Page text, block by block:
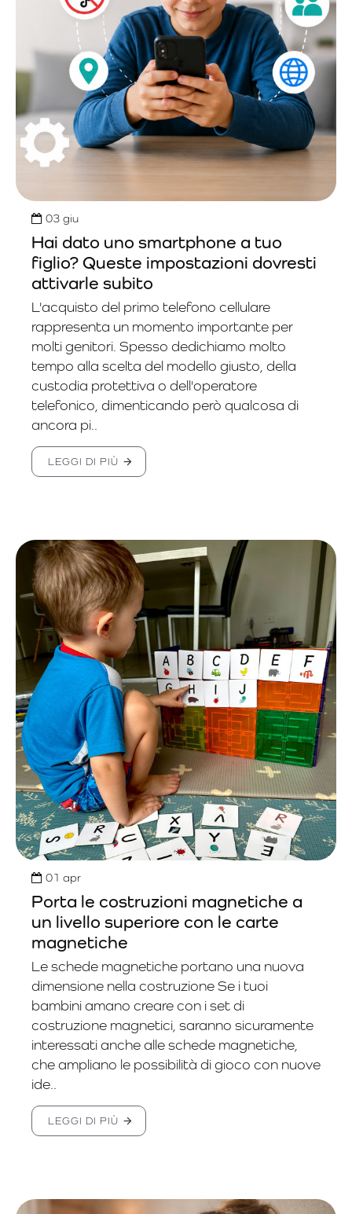
03 giu
Hai dato uno smartphone a tuo
figlio? Queste impostazioni dovresti
attivarle subito
L'acquisto del primo telefono cellulare
rappresenta un momento importante per
molti genitori. Spesso dedichiamo molto
tempo alla scelta del modello giusto, della
custodia protettiva o dell'operatore
telefonico, dimenticando però qualcosa di
ancora pi..
LEGGI DI PIÙ
01 apr
Porta le costruzioni magnetiche a
un livello superiore con le carte
magnetiche
Le schede magnetiche portano una nuova
dimensione nella costruzione Se i tuoi
bambini amano creare con i set di
costruzione magnetici, saranno sicuramente
interessati anche alle schede magnetiche,
che ampliano le possibilità di gioco con nuove
ide..
LEGGI DI PIÙ